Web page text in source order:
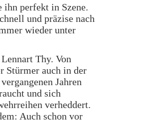
ihn perfekt in Szene.
und präzise nach
wieder unter
Thy. Von
Stürmer auch in der
Jahren
und sich
verheddert.
Auch schon vor